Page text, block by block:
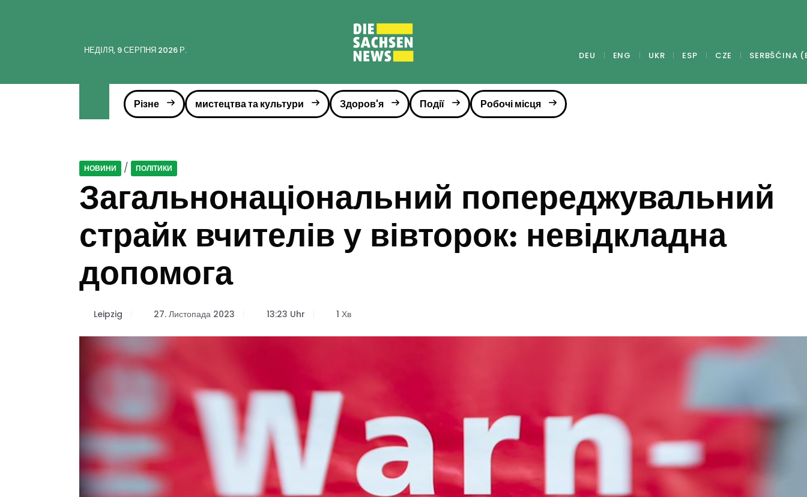
НЕДІЛЯ, 9 СЕРПНЯ 2026 Р. DEU ENG UKR ESP CZE SERBŠĆINA
Різне мистецтва та культури Здоров'я Події Робочі місця
НОВИНИ / ПОЛІТИКИ
Загальнонаціональний попереджувальний
страйк вчителів у вівторок: невідкладна
допомога
Leipzig 27. Листопада 2023 13:23 Uhr 1 Хв